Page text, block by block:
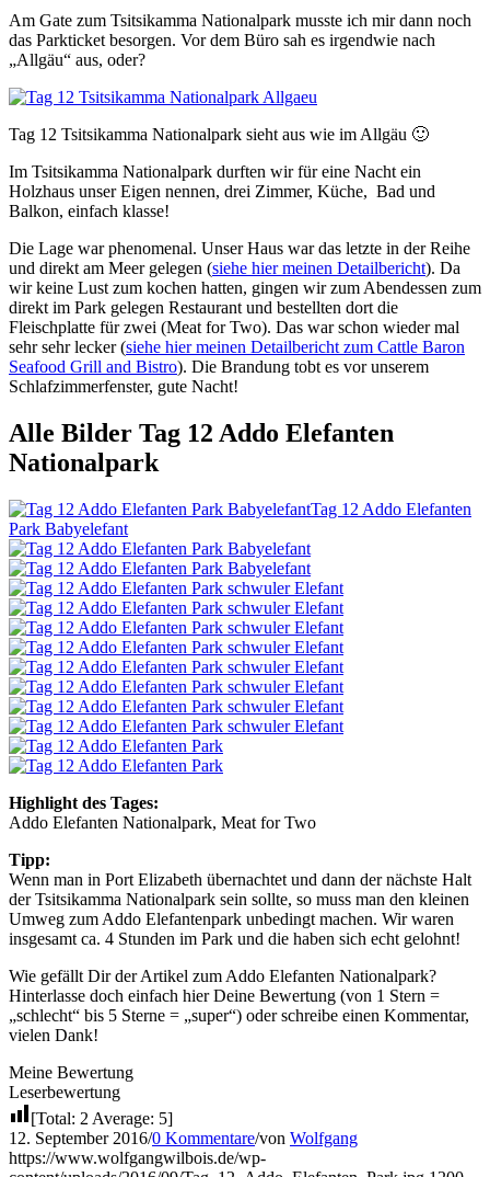
Am Gate zum Tsitsikamma Nationalpark musste ich mir dann noch
das Parkticket besorgen. Vor dem Büro sah es irgendwie nach
„Allgäu“ aus, oder?
Tag 12 Tsitsikamma Nationalpark sieht aus wie im Allgäu 🙂
Im Tsitsikamma Nationalpark durften wir für eine Nacht ein
Holzhaus unser Eigen nennen, drei Zimmer, Küche, Bad und
Balkon, einfach klasse!
Die Lage war phenomenal. Unser Haus war das letzte in der Reihe
und direkt am Meer gelegen (siehe hier meinen Detailbericht). Da
wir keine Lust zum kochen hatten, gingen wir zum Abendessen zum
direkt im Park gelegen Restaurant und bestellten dort die
Fleischplatte für zwei (Meat for Two). Das war schon wieder mal
sehr sehr lecker (siehe hier meinen Detailbericht zum Cattle Baron
Seafood Grill and Bistro). Die Brandung tobt es vor unserem
Schlafzimmerfenster, gute Nacht!
Alle Bilder Tag 12 Addo Elefanten
Nationalpark
Tag 12 Addo Elefanten
Park Babyelefant
Highlight des Tages:
Addo Elefanten Nationalpark, Meat for Two
Tipp:
Wenn man in Port Elizabeth übernachtet und dann der nächste Halt
der Tsitsikamma Nationalpark sein sollte, so muss man den kleinen
Umweg zum Addo Elefantenpark unbedingt machen. Wir waren
insgesamt ca. 4 Stunden im Park und die haben sich echt gelohnt!
Wie gefällt Dir der Artikel zum Addo Elefanten Nationalpark?
Hinterlasse doch einfach hier Deine Bewertung (von 1 Stern =
„schlecht“ bis 5 Sterne = „super“) oder schreibe einen Kommentar,
vielen Dank!
Meine Bewertung
Leserbewertung
[Total: 2 Average: 5]
12. September 2016/0 Kommentare/von Wolfgang
https://www.wolfgangwilbois.de/wp-